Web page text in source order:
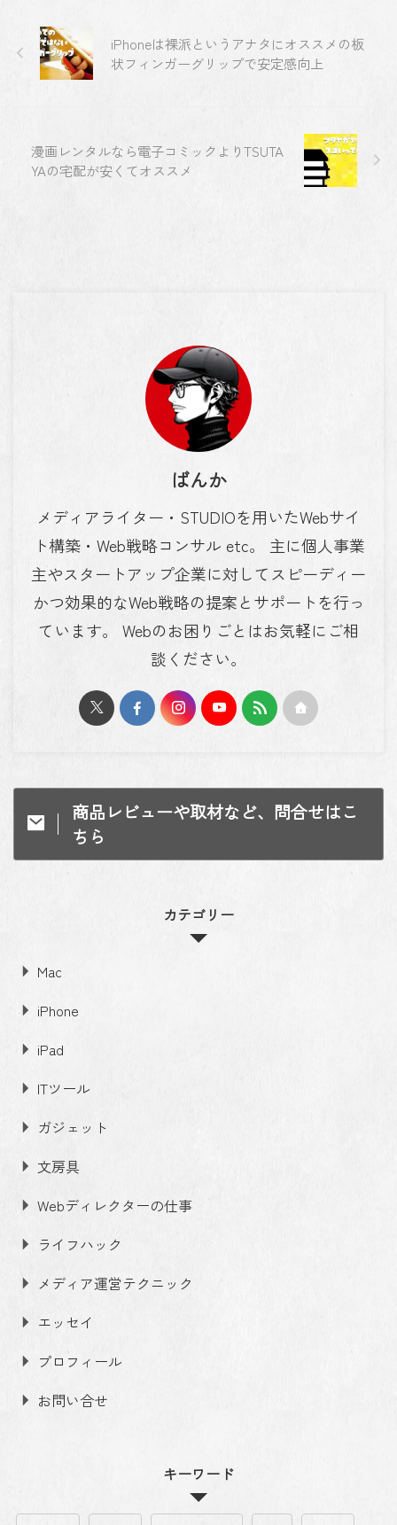
iPhoneは裸派というアナタにオススメの板
状フィンガーグリップで安定感向上
漫画レンタルなら電子コミックよりTSUTA
YAの宅配が安くてオススメ
ばんか
メディアライター・STUDIOを用いたWebサイ
ト構築・Web戦略コンサル etc。 主に個人事業
主やスタートアップ企業に対してスピーディー
かつ効果的なWeb戦略の提案とサポートを行っ
ています。 Webのお困りごとはお気軽にご相
談ください。
商品レビューや取材など、問合せはこ
ちら
カテゴリー
Mac
iPhone
iPad
ITツール
ガジェット
文房具
Webディレクターの仕事
ライフハック
メディア運営テクニック
エッセイ
プロフィール
お問い合せ
キーワード